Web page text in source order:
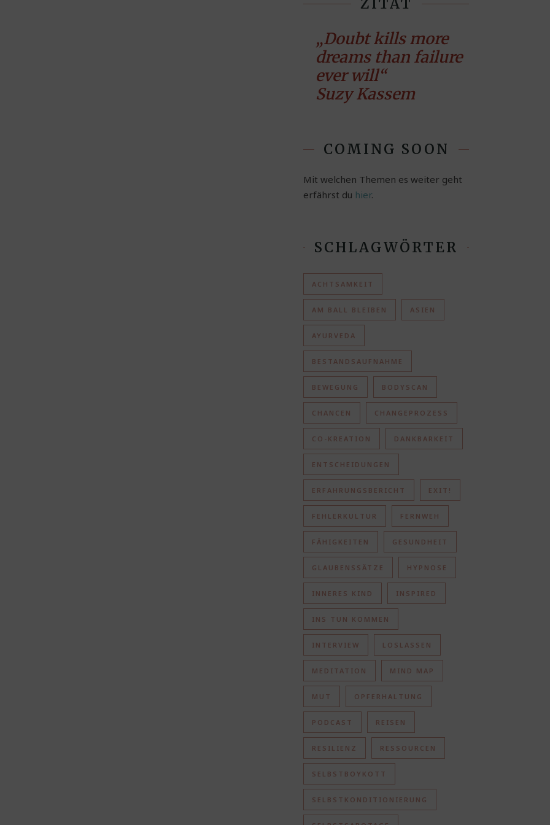
ZITAT
„Doubt kills more
dreams than failure
ever will“
Suzy Kassem
COMING SOON
Mit welchen Themen es weiter geht
erfährst du hier.
SCHLAGWÖRTER
ACHTSAMKEIT
AM BALL BLEIBEN ASIEN
AYURVEDA
BESTANDSAUFNAHME
BEWEGUNG BODYSCAN
CHANCEN CHANGEPROZESS
CO-KREATION DANKBARKEIT
ENTSCHEIDUNGEN
ERFAHRUNGSBERICHT EXIT!
FEHLERKULTUR FERNWEH
FÄHIGKEITEN GESUNDHEIT
GLAUBENSSÄTZE HYPNOSE
INNERES KIND INSPIRED
INS TUN KOMMEN
INTERVIEW LOSLASSEN
MEDITATION MIND MAP
MUT OPFERHALTUNG
PODCAST REISEN
RESILIENZ RESSOURCEN
SELBSTBOYKOTT
SELBSTKONDITIONIERUNG